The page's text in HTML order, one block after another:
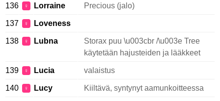
136 ♀ Lorraine Precious (jalo)
137 ♀ Loveness
138 ♀ Lubna
Storax puu \u003cbr /\u003e Tree
käytetään hajusteiden ja lääkkeet
139 ♀ Lucia valaistus
140 ♀ Lucy Kiiltävä, syntynyt aamunkoitteessa